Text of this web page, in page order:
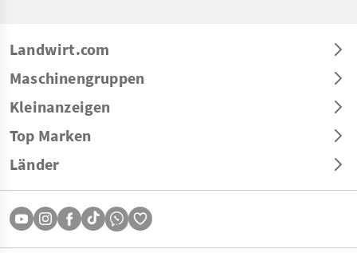
Landwirt.com
Maschinengruppen
Kleinanzeigen
Top Marken
Länder